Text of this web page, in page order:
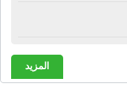
المزيد